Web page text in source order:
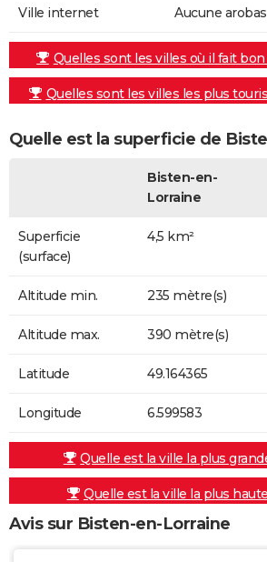
Ville internet Aucune
Quelles sont les villes où il fait
Quelles sont les villes les plus
Quelle est la superficie de
Bisten-en-
Lorraine
Superficie
(surface)
4,5 km²
Altitude min. 235 mètre(s)
Altitude max. 390 mètre(s)
Latitude 49.164365
Longitude 6.599583
Quelle est la ville la plus
Quelle est la ville la plus
Avis sur Bisten-en-Lorraine